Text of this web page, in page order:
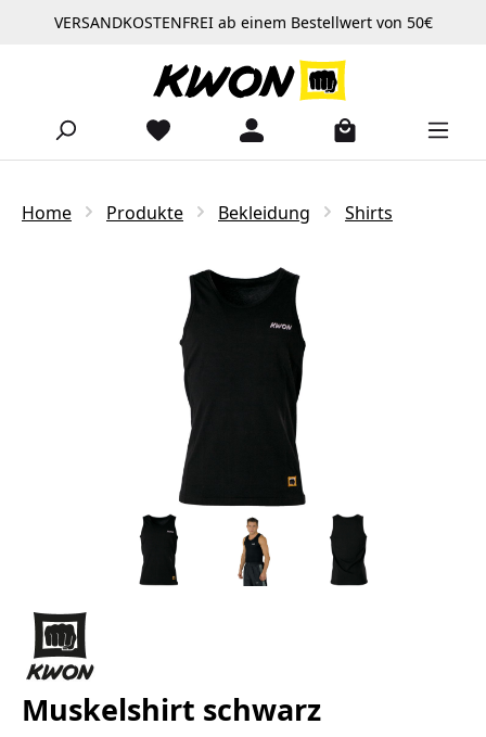
Zum Hauptinhalt springen
VERSANDKOSTENFREI ab einem Bestellwert von 50€
Home Produkte Bekleidung Shirts
Bildergalerie überspringen
Muskelshirt schwarz